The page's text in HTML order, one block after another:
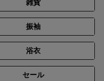
雑貨
振袖
浴衣
セール